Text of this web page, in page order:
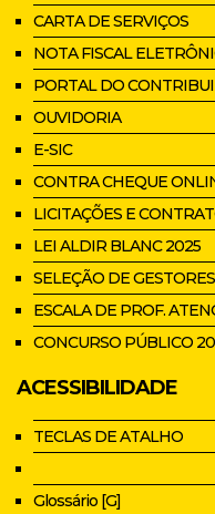
CARTA DE SERVIÇOS
NOTA FISCAL
PORTAL DO
OUVIDORIA
E-SIC
CONTRA CHEQUE
LICITAÇÕES E
LEI ALDIR BLANC 2025
SELEÇÃO DE
ESCALA DE PROF.
CONCURSO PÚBLICO
ACESSIBILIDADE
TECLAS DE ATALHO
Glossário [G]